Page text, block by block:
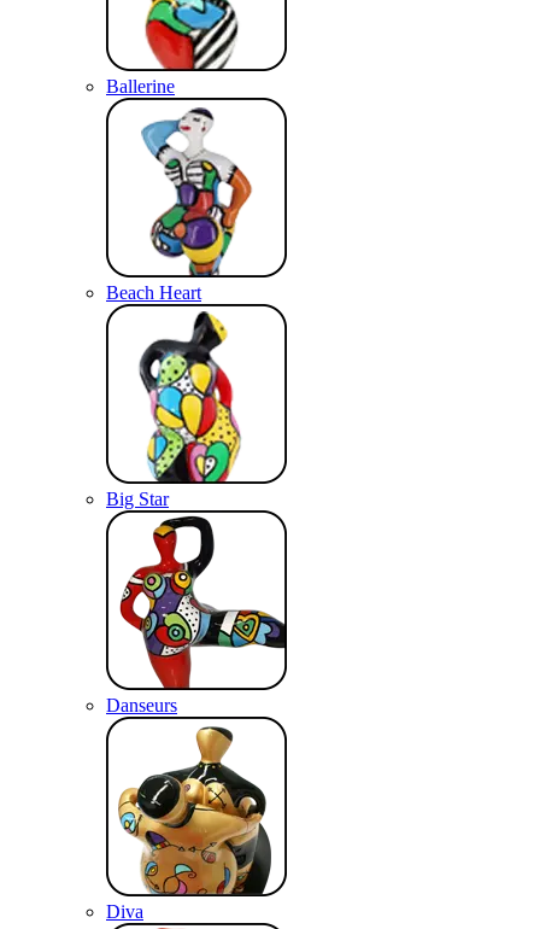
Ballerine
Beach Heart
Big Star
Danseurs
Diva